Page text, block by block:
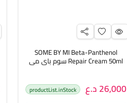
SOME BY MI Beta-Panthenol
Repair Cream 50ml سوم باي مي
كريم مرطب للبشرة الحساسة
26,000 د.ع productList.inStock